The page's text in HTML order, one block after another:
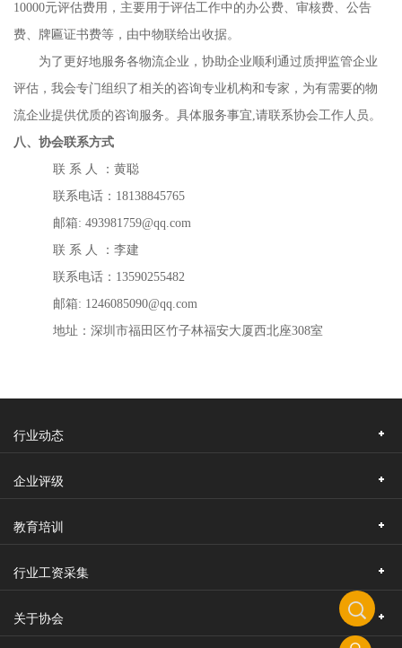
10000元评估费用，主要用于评估工作中的办公费、审核费、公告
费、牌匾证书费等，由中物联给出收据。
为了更好地服务各物流企业，协助企业顺利通过质押监管企业
评估，我会专门组织了相关的咨询专业机构和专家，为有需要的物
流企业提供优质的咨询服务。具体服务事宜,请联系协会工作人员。
八、协会联系方式
联 系 人 ：黄聪
联系电话：18138845765
邮箱: 493981759@qq.com
联 系 人 ：李建
联系电话：13590255482
邮箱: 1246085090@qq.com
地址：深圳市福田区竹子林福安大厦西北座308室
行业动态
企业评级
教育培训
行业工资采集
关于协会